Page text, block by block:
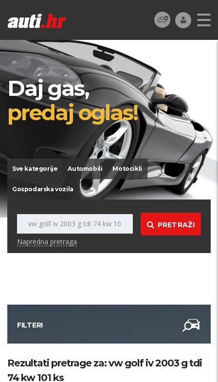
Daj gas,
predaj oglas!
Sve kategorije Automobili Motocikli
Gospodarska vozila
PRETRAŽI
Napredna pretraga
FILTERI
Kategorija
Rezultati pretrage za: vw golf iv 2003 g tdi
74 kw 101 ks